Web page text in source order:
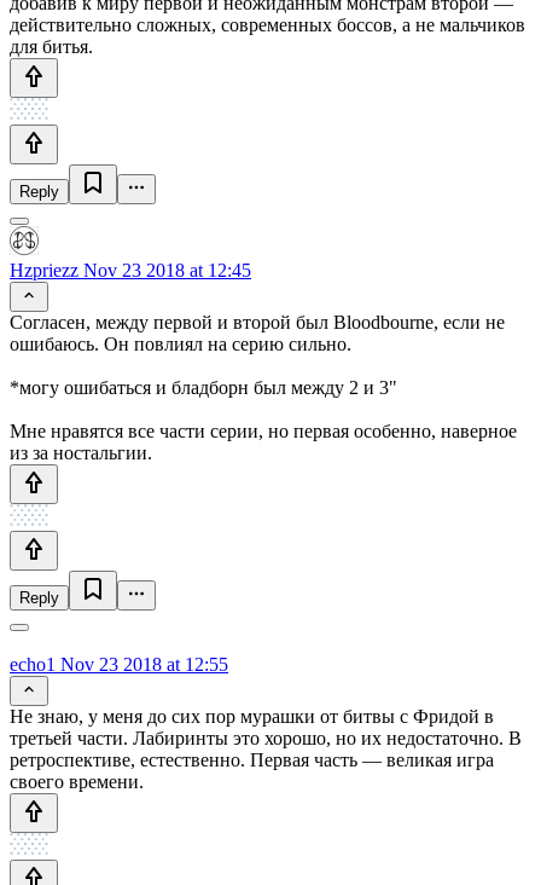
действительно сложных, современных боссов, а не мальчиков
для битья.
Reply
Hzpriezz Nov 23 2018 at 12:45
Согласен, между первой и второй был Bloodbourne, если не
ошибаюсь. Он повлиял на серию сильно.
*могу ошибаться и бладборн был между 2 и 3"
Мне нравятся все части серии, но первая особенно, наверное
из за ностальгии.
Reply
echo1 Nov 23 2018 at 12:55
Не знаю, у меня до сих пор мурашки от битвы с Фридой в
третьей части. Лабиринты это хорошо, но их недостаточно. В
ретроспективе, естественно. Первая часть — великая игра
своего времени.